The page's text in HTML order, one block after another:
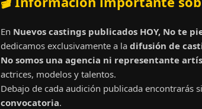
En Nuevos castings publicados HOY, No te
dedicamos exclusivamente a la difusión de
No somos una agencia ni representante
actrices, modelos y talentos.
Debajo de cada audición publicada encontrarás
convocatoria.